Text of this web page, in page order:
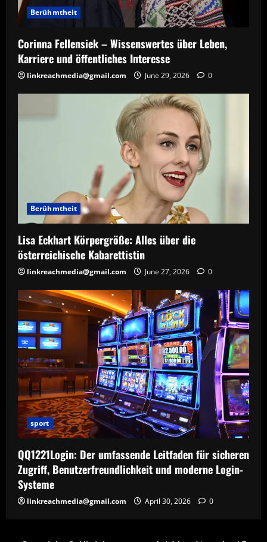
Berühmtheit
Corinna Fellensiek – Wissenswertes über Leben,
Karriere und öffentliches Interesse
linkreachmedia@gmail.com June 29, 2026 0
Berühmtheit
Lisa Eckhart Körpergröße: Alles über die
österreichische Kabarettistin
linkreachmedia@gmail.com June 27, 2026 0
sport
QQ1221Login: Der umfassende Leitfaden für sicheren
Zugriff, Benutzerfreundlichkeit und moderne Login-
Systeme
linkreachmedia@gmail.com April 30, 2026 0